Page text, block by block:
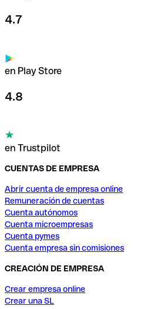
4.7
en Play Store
4.8
en Trustpilot
CUENTAS DE EMPRESA
Abrir cuenta de empresa online
Remuneración de cuentas
Cuenta autónomos
Cuenta microempresas
Cuenta pymes
Cuenta empresa sin comisiones
CREACIÓN DE EMPRESA
Crear empresa online
Crear una SL